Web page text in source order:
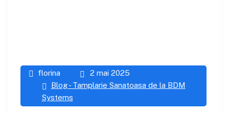
florina
2 mai 2025
Blog - Tamplarie Sanatoasa de la BDM
Systems